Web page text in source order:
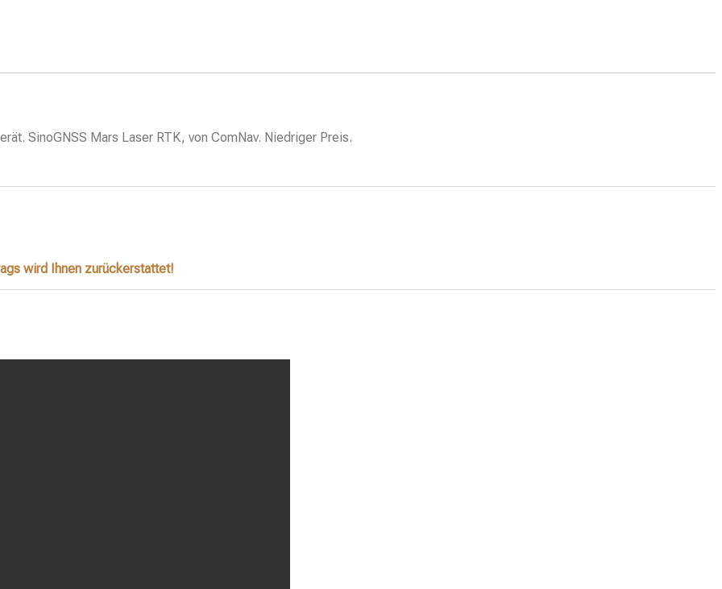
SinoGNSS Mars Laser RTK, von ComNav. Niedriger Preis.
wird Ihnen zurückerstattet!